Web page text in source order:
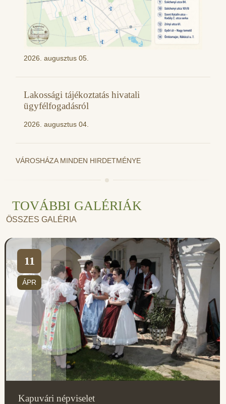
2026. augusztus 05.
Lakossági tájékoztatás hivatali
ügyfélfogadásról
2026. augusztus 04.
VÁROSHÁZA MINDEN HIRDETMÉNYE
TOVÁBBI GALÉRIÁK
ÖSSZES GALÉRIA
11
ÁPR
Kapuvári népviselet